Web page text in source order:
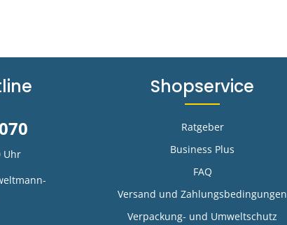
Uhr
Shopservice
Ratgeber
Business Plus
FAQ
Versand und Zahlungsbedingungen
Verpackung- und Umweltschutz